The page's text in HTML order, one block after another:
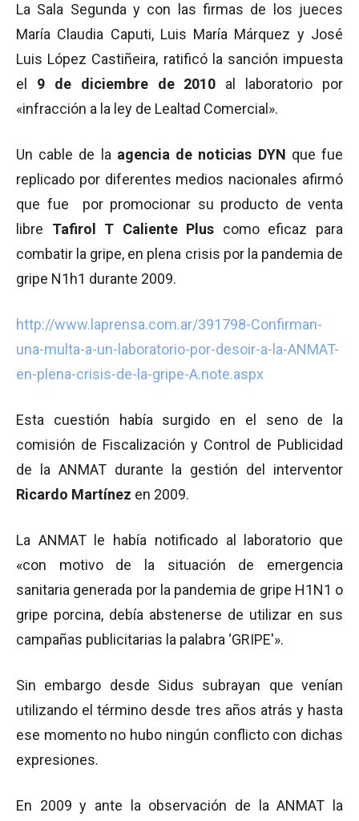
La Sala Segunda y con las firmas de los jueces
María Claudia Caputi, Luis María Márquez y José
Luis López Castiñeira, ratificó la sanción impuesta
el 9 de diciembre de 2010 al laboratorio por
«infracción a la ley de Lealtad Comercial».
Un cable de la agencia de noticias DYN que fue
replicado por diferentes medios nacionales afirmó
que fue por promocionar su producto de venta
libre Tafirol T Caliente Plus como eficaz para
combatir la gripe, en plena crisis por la pandemia de
gripe N1h1 durante 2009.
http://www.laprensa.com.ar/391798-Confirman-
una-multa-a-un-laboratorio-por-desoir-a-la-ANMAT-
en-plena-crisis-de-la-gripe-A.note.aspx
Esta cuestión había surgido en el seno de la
comisión de Fiscalización y Control de Publicidad
de la ANMAT durante la gestión del interventor
Ricardo Martínez en 2009.
La ANMAT le había notificado al laboratorio que
«con motivo de la situación de emergencia
sanitaria generada por la pandemia de gripe H1N1 o
gripe porcina, debía abstenerse de utilizar en sus
campañas publicitarias la palabra ‘GRIPE'».
Sin embargo desde Sidus subrayan que venían
utilizando el término desde tres años atrás y hasta
ese momento no hubo ningún conflicto con dichas
expresiones.
En 2009 y ante la observación de la ANMAT la